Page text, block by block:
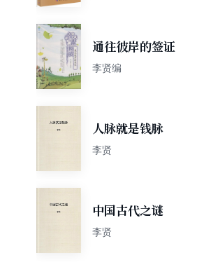
通往彼岸的签证
李贤编
人脉就是钱脉
李贤
中国古代之谜
李贤